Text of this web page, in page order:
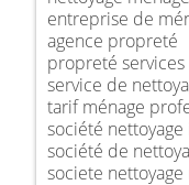
entreprise de
agence propreté
propreté services
service de
tarif ménage
société
société de
societe nettoyage